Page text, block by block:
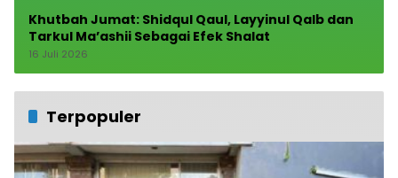
Khutbah Jumat: Shidqul Qaul, Layyinul Qalb dan
Tarkul Ma’ashii Sebagai Efek Shalat
16 Juli 2026
Terpopuler